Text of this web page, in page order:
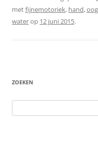
metfijnemotoriek, hand,
waterop 12 juni 2015.
ZOEKEN
naar: